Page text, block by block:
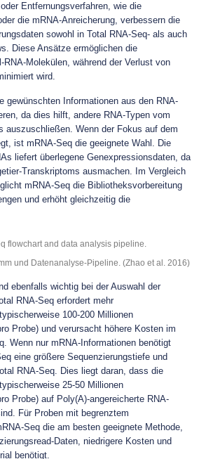
Entfernungsverfahren, wie die
die mRNA-Anreicherung, verbessern die
sowohl in Total RNA-Seq- als auch
Diese Ansätze ermöglichen die
RNA-Molekülen, während der Verlust von
wird.
gewünschten Informationen aus den RNA-
da dies hilft, andere RNA-Typen vom
auszuschließen. Wenn der Fokus auf dem
ist mRNA-Seq die geeignete Wahl. Die
liefert überlegene Genexpressionsdaten, da
Transkriptoms ausmachen. Im Vergleich
mRNA-Seq die Bibliotheksvorbereitung
und erhöht gleichzeitig die
und Datenanalyse-Pipeline. (Zhao et al. 2016)
ebenfalls wichtig bei der Auswahl der
RNA-Seq erfordert mehr
100-200 Millionen
Probe) und verursacht höhere Kosten im
Wenn nur mRNA-Informationen benötigt
eine größere Sequenzierungstiefe und
RNA-Seq. Dies liegt daran, dass die
25-50 Millionen
Probe) auf Poly(A)-angereicherte RNA-
Für Proben mit begrenztem
Seq die am besten geeignete Methode,
Daten, niedrigere Kosten und
benötigt.